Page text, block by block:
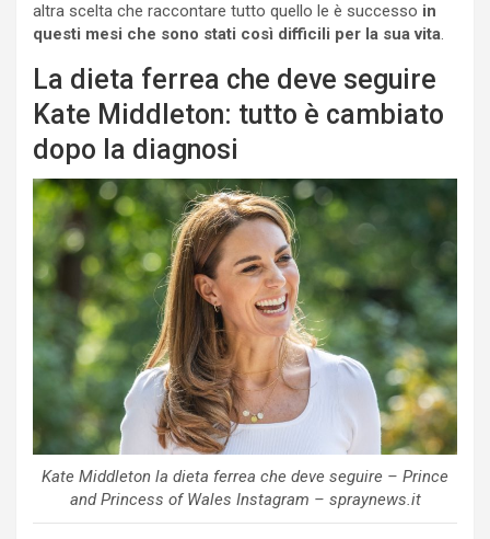
altra scelta che raccontare tutto quello le è successo in
questi mesi che sono stati così difficili per la sua vita.
La dieta ferrea che deve seguire
Kate Middleton: tutto è cambiato
dopo la diagnosi
Kate Middleton la dieta ferrea che deve seguire – Prince
and Princess of Wales Instagram – spraynews.it